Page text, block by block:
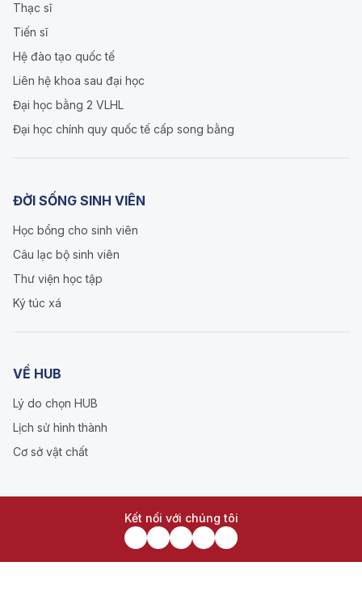
Thạc sĩ
Tiến sĩ
Hệ đào tạo quốc tế
Liên hệ khoa sau đại học
Đại học bằng 2 VLHL
Đại học chính quy quốc tế cấp song bằng
ĐỜI SỐNG SINH VIÊN
Học bổng cho sinh viên
Câu lạc bộ sinh viên
Thư viện học tập
Ký túc xá
VỀ HUB
Lý do chọn HUB
Lịch sử hình thành
Cơ sở vật chất
Kết nối với chúng tôi